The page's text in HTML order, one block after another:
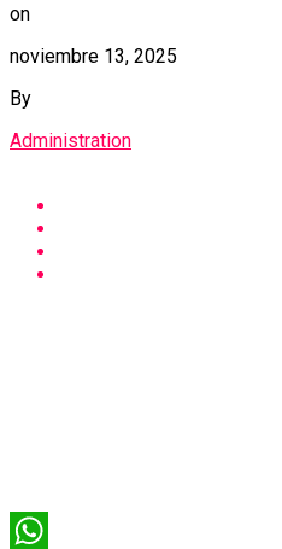
on
noviembre 13, 2025
By
Administration